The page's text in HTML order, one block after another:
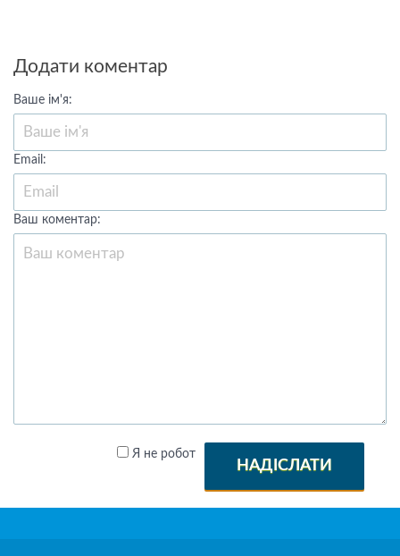
Додати коментар
Ваше ім'я:
Email:
Ваш коментар:
Я не робот
НАДІСЛАТИ